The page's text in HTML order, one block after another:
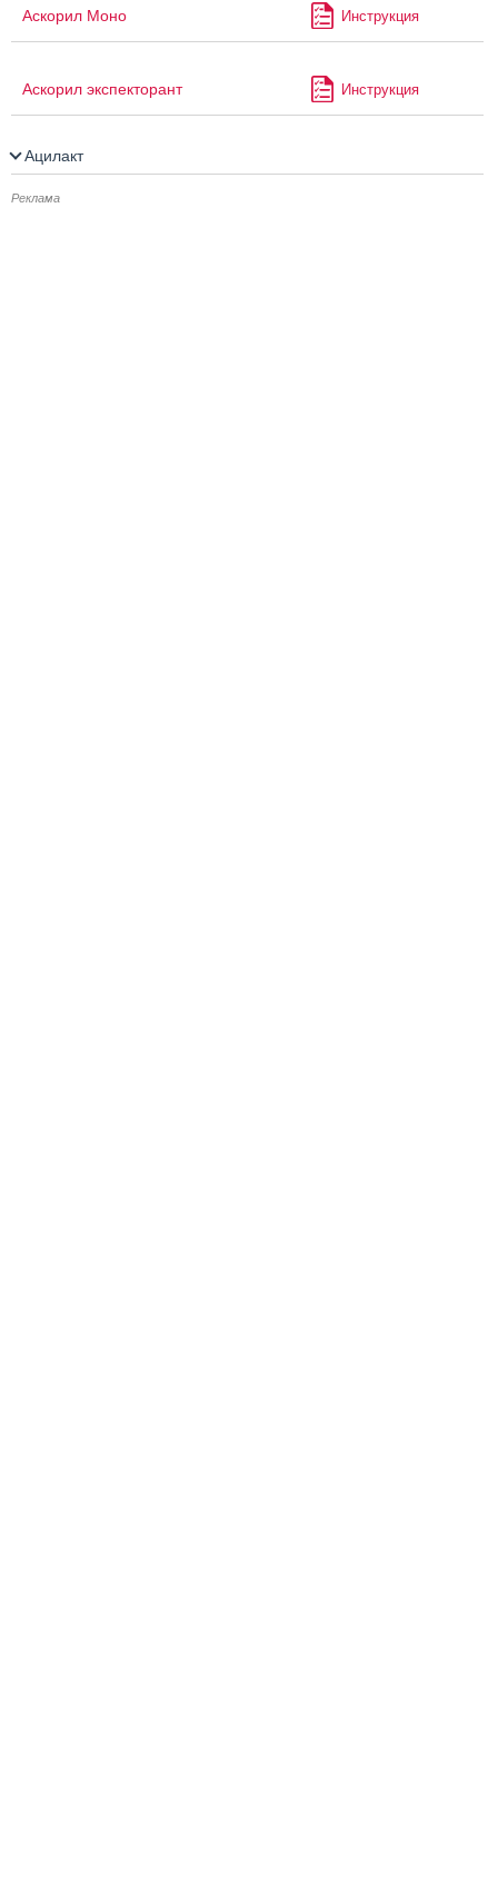
Аскорил Моно Инструкция
Аскорил экспекторант Инструкция
Ацилакт
Реклама